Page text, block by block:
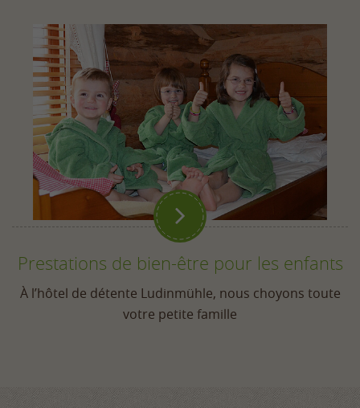

Prestations de bien-être pour les enfants
À l’hôtel de détente Ludinmühle, nous choyons toute
votre petite famille